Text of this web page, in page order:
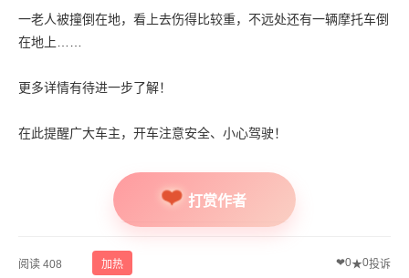
一老人被撞倒在地，看上去伤得比较重，不远处还有一辆摩托车倒
在地上……
更多详情有待进一步了解！
在此提醒广大车主，开车注意安全、小心驾驶！
打赏作者
阅读 408 加热 ❤0★0投诉